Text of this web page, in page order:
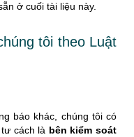
ở cuối tài liệu này.
tôi theo Luật
báo khác, chúng tôi có
cách là bên kiểm soát